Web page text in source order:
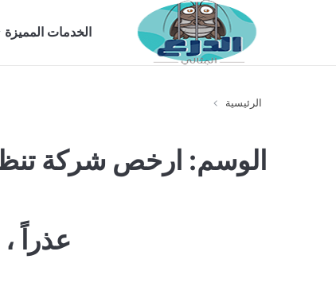
الخدمات المميزة
الرئيسية
الوسم: ارخص شركة
عذراً